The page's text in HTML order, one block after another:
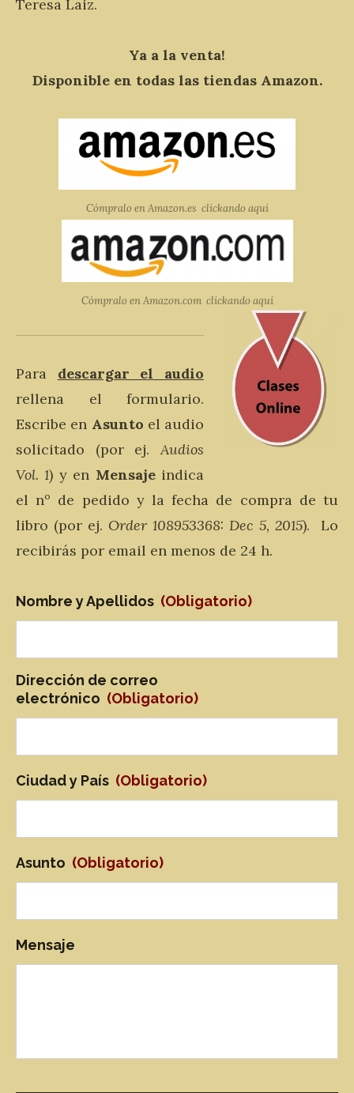
Teresa Laiz.
Ya a la venta!
Disponible en todas las tiendas Amazon.
Cómpralo en Amazon.es clickando aquí
Cómpralo en Amazon.com clickando aquí
Para descargar el audio
rellena el formulario.
Escribe en Asunto el audio
solicitado (por ej.Audios
Vol. 1) y en Mensajeindica
el nº de pedido y la fecha de compra de tu
libro (por ej. Order 108953368: Dec5, 2015). Lo
recibirás por email en menos de 24 h.
Nombre y Apellidos (Obligatorio)
Dirección de correo
electrónico (Obligatorio)
Ciudad y País (Obligatorio)
Asunto (Obligatorio)
Mensaje